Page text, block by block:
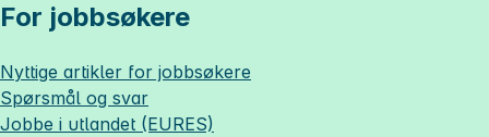
For jobbsøkere
Nyttige artikler for jobbsøkere
Spørsmål og svar
Jobbe i utlandet (EURES)